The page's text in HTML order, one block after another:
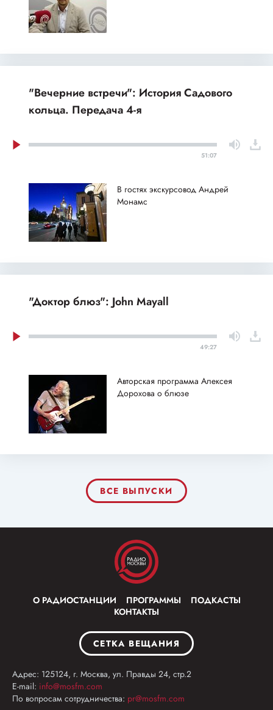
"Вечерние встречи": История Садового
кольца. Передача 4-я
51:07
В гостях экскурсовод Андрей
Монамс
"Доктор блюз": John Mayall
49:27
Авторская программа Алексея
Дорохова о блюзе
ВСЕ ВЫПУСКИ
О РАДИОСТАНЦИИ ПРОГРАММЫ
ПОДКАСТЫ
КОНТАКТЫ
СЕТКА ВЕЩАНИЯ
Адрес: 125124, г. Москва, ул. Правды 24, стр.2
E-mail: info@mosfm.com
По вопросам сотрудничества: pr@mosfm.com